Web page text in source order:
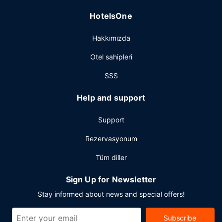
bölgesinde bir etkinlik mi planlıyorsunuz? Bu otel
toplantı odaları sunmaktadır. Ücretsiz otopark vardır.
HotelsOne
Hakkımızda
Otel sahipleri
SSS
Help and support
Support
Rezervasyonum
Tüm diller
Sign Up for Newsletter
Stay informed about news and special offers!
Subscribe